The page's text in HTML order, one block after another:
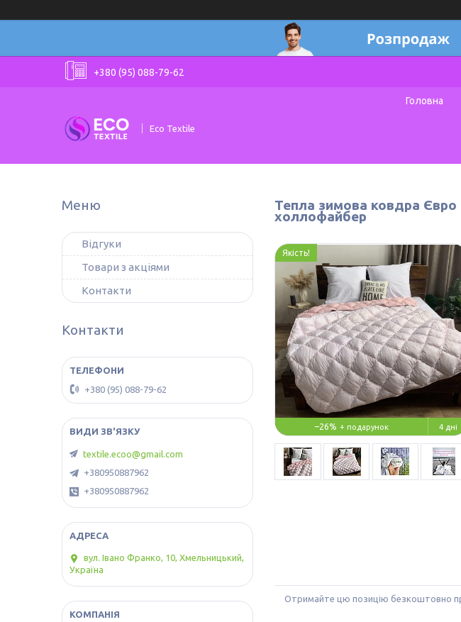
+380 (95) 088-79-62
Eco Textile
Головна
Тепла зимова ковдра Євро
холлофайбер
–26% 4 дні
Якість!
Отримайте цю позицію безкоштовно
Відгуки
Товари з акціями
Контакти
Контакти
+380 (95) 088-79-62
textile.ecoo@gmail.com
+380950887962
+380950887962
вул. Івано Франко, 10, Хмельницький,
Україна